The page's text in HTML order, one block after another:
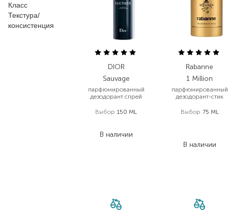
Класс
Текстура/
консистенция
DIOR
Sauvage
парфюмированный
дезодорант спрей
Выбор 150 ML
В наличии
Rabanne
1 Million
парфюмированный
дезодорант-стик
Выбор 75 ML
В наличии